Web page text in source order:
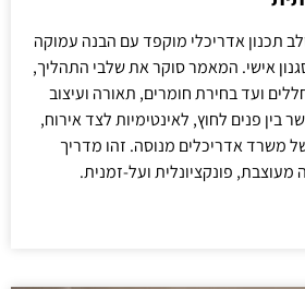
תכנון אדריכלי מוקפד עם הבנה עמוקה
אישי. המאמר סוקר את שלבי התהליך,
ועד בחירת חומרים, תאורה ועיצוב
בין פנים לחוץ, לאינטימיות לצד אירוח,
של משרד אדריכלים מנוסה. זהו מדריך
פונקציונלית ועל-זמנית.